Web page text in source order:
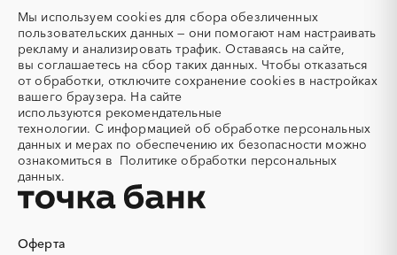
Акварель
Аквариумы
Аккумуляторы
Алкогольная продукция
Алмазное бурение
Алмазная резка
Алюминиевые
конструкции
Алюминий
Аммоний
Ангар
Антенны
Антискалант
Аппараты воздушного
Аренда автобусов
г. Черноголовка
г. Чехов
г. Шатура
г. Щёлково
г. Электрогорск
г. Электросталь
г. Электроугли
г. Яхрома
Оферта
Мы используем cookies для сбора обезличенных
пользовательских данных — они помогают нам настраивать
рекламу и анализировать трафик. Оставаясь на сайте,
вы соглашаетесь на сбор таких данных. Чтобы отказаться
от обработки, отключите сохранение cookies в настройках
вашего браузера. На сайте
используются рекомендательные
технологии. С информацией об обработке персональных
данных и мерах по обеспечению их безопасности можно
ознакомиться в Политике обработки персональных
данных.